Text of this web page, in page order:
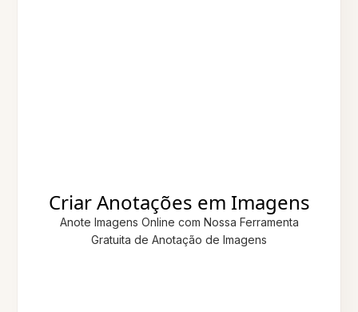
Criar Anotações em Imagens
Anote Imagens Online com Nossa Ferramenta
Gratuita de Anotação de Imagens